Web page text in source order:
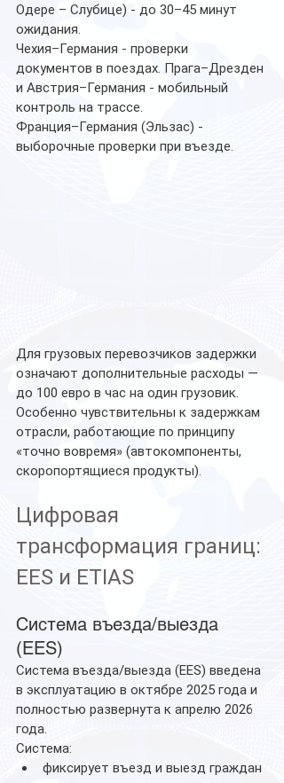
Одере – Слубице) - до 30–45 минут
ожидания.
Чехия–Германия - проверки
документов в поездах. Прага–Дрезден
и Австрия–Германия - мобильный
контроль на трассе.
Франция–Германия (Эльзас) -
выборочные проверки при въезде.
Для грузовых перевозчиков задержки
означают дополнительные расходы —
до 100 евро в час на один грузовик.
Особенно чувствительны к задержкам
отрасли, работающие по принципу
«точно вовремя» (автокомпоненты,
скоропортящиеся продукты).
Цифровая
трансформация границ:
EES и ETIAS
Система въезда/выезда
(EES)
Система въезда/выезда (EES) введена
в эксплуатацию в октябре 2025 года и
полностью развернута к апрелю 2026
года.
Система:
фиксирует въезд и выезд граждан